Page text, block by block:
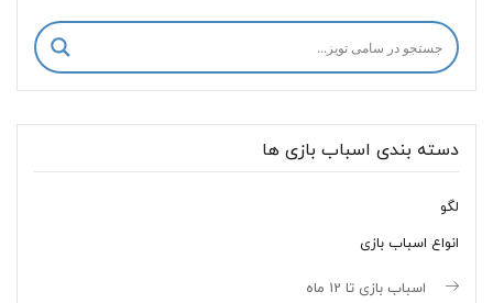
دسته بندی اسباب بازی ها
لگو
انواع اسباب بازی
اسباب بازی تا 12 ماه